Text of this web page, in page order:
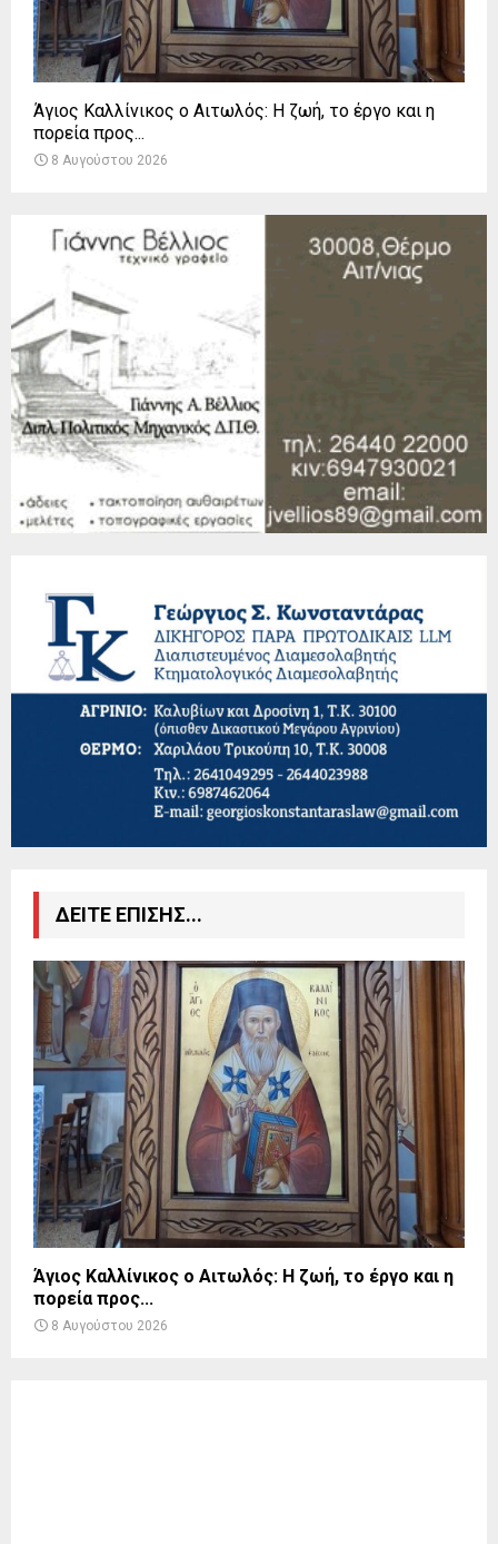
Άγιος Καλλίνικος ο Αιτωλός: Η ζωή, το έργο και η
πορεία προς...
8 Αυγούστου 2026
ΔΕΙΤΕ ΕΠΙΣΗΣ...
Άγιος Καλλίνικος ο Αιτωλός: Η ζωή, το έργο και η
πορεία προς...
8 Αυγούστου 2026